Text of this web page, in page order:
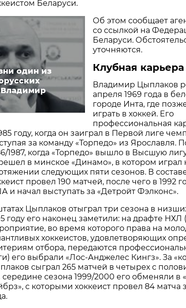
Беларуси.
один из
Владимир
Об этом сообщает
со ссылкой на
Беларуси.
уточняются.
Клубная карьера
Владимир Цыплаков
апреля 1969 года в
городе Инта, где
играть в хоккей. Его
профессиональная
году, когда он заиграл в Первой лиге
за команду «Торпедо» из Ярославля.
1987, когда «Торпедо» вышло в Высшую
в минское «Динамо», в котором играл
следующих пяти сезонов. В
провел 190 матчей, после чего в 1992
и начал выступать за «Детройт Фэлконс».
Цыплаков отыграл три сезона в
году его наконец заметили: на драфте НХЛ
во время которого права на
хоккеистов, удовлетворяющих
отбора, передаются
его выбрали «Лос-Анджелес Кингз». За
сыграл 265 матчей в четырех с
середине сезона 1999/2000 его обменяли в
с которыми хоккеист провел 84 матча